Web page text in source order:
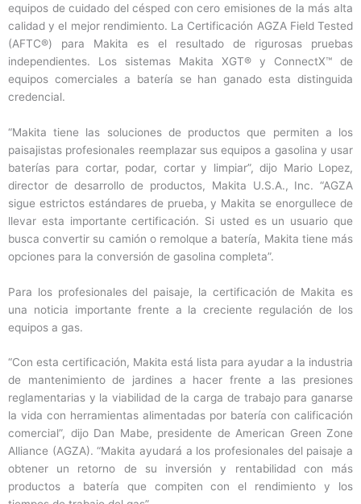
equipos de cuidado del césped con cero emisiones de la más alta
calidad y el mejor rendimiento. La Certificación AGZA Field Tested
(AFTC®) para Makita es el resultado de rigurosas pruebas
independientes. Los sistemas Makita XGT® y ConnectX™ de
equipos comerciales a batería se han ganado esta distinguida
credencial.
“Makita tiene las soluciones de productos que permiten a los
paisajistas profesionales reemplazar sus equipos a gasolina y usar
baterías para cortar, podar, cortar y limpiar”, dijo Mario Lopez,
director de desarrollo de productos, Makita U.S.A., Inc. “AGZA
sigue estrictos estándares de prueba, y Makita se enorgullece de
llevar esta importante certificación. Si usted es un usuario que
busca convertir su camión o remolque a batería, Makita tiene más
opciones para la conversión de gasolina completa”.
Para los profesionales del paisaje, la certificación de Makita es
una noticia importante frente a la creciente regulación de los
equipos a gas.
“Con esta certificación, Makita está lista para ayudar a la industria
de mantenimiento de jardines a hacer frente a las presiones
reglamentarias y la viabilidad de la carga de trabajo para ganarse
la vida con herramientas alimentadas por batería con calificación
comercial”, dijo Dan Mabe, presidente de American Green Zone
Alliance (AGZA). “Makita ayudará a los profesionales del paisaje a
obtener un retorno de su inversión y rentabilidad con más
productos a batería que compiten con el rendimiento y los